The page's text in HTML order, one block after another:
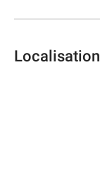
Localisation